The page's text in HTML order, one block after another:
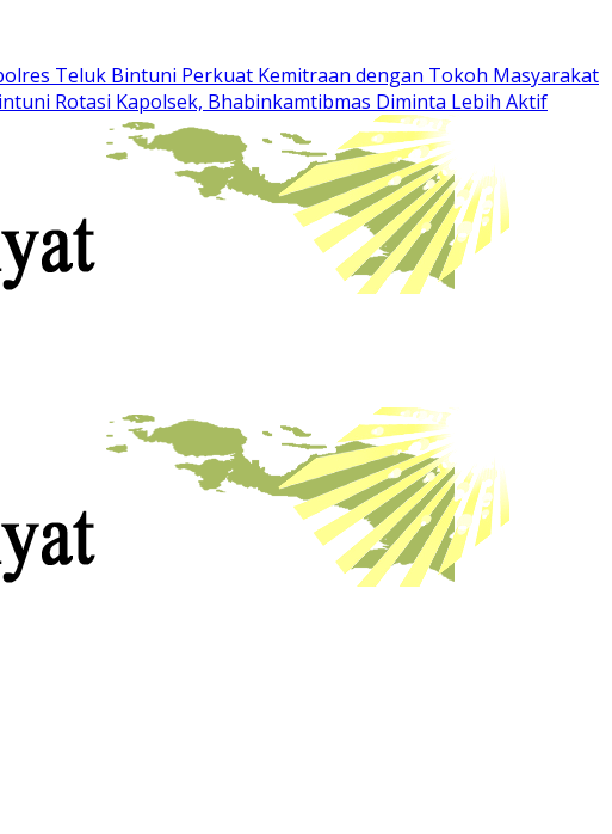
Teluk Bintuni Perkuat Kemitraan dengan Tokoh Masyarakat
Rotasi Kapolsek, Bhabinkamtibmas Diminta Lebih Aktif